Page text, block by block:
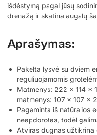
išdėstymą pagal jūsų
drenažą ir skatina augalų
Aprašymas:
Pakelta lysvė su dviem
reguliuojamomis
Matmenys: 222 x 114 x
matmenys: 107 x 107 x
Pagaminta iš natūralios
neapdorotas, todėl
Atviras dugnas užtikrina